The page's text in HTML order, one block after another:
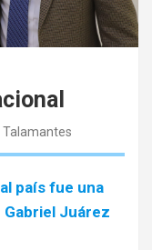
Talamantes
país fue una
Juárez